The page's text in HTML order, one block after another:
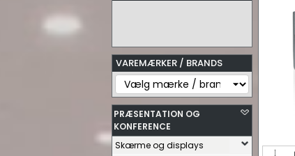
VAREMÆRKER / BRANDS
PRÆSENTATION OG
KONFERENCE
Skærme og displays